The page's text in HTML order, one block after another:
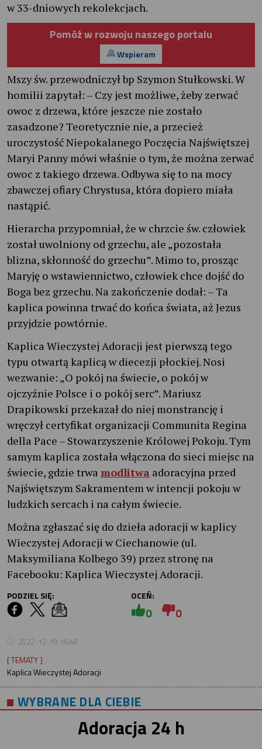
w 33-dniowych rekolekcjach.
Pomóż w rozwoju naszego portalu
Wspieram
Mszy św. przewodniczył bp Szymon Stułkowski. W
homilii zapytał: – Czy jest możliwe, żeby zerwać
owoc z drzewa, które jeszcze nie zostało
zasadzone? Teoretycznie nie, a przecież
uroczystość Niepokalanego Poczęcia Najświętszej
Maryi Panny mówi właśnie o tym, że można zerwać
owoc z takiego drzewa. Odbywa się to na mocy
zbawczej ofiary Chrystusa, która dopiero miała
nastąpić.
Hierarcha przypomniał, że w chrzcie św. człowiek
został uwolniony od grzechu, ale „pozostała
blizna, skłonność do grzechu”. Mimo to, prosząc
Maryję o wstawiennictwo, człowiek chce dojść do
Boga bez grzechu. Na zakończenie dodał: – Ta
kaplica powinna trwać do końca świata, aż Jezus
przyjdzie powtórnie.
Kaplica Wieczystej Adoracji jest pierwszą tego
typu otwartą kaplicą w diecezji płockiej. Nosi
wezwanie: „O pokój na świecie, o pokój w
ojczyźnie Polsce i o pokój serc”. Mariusz
Drapikowski przekazał do niej monstrancję i
wręczył certyfikat organizacji Communita Regina
della Pace – Stowarzyszenie Królowej Pokoju. Tym
samym kaplica została włączona do sieci miejsc na
świecie, gdzie trwa modlitwa adoracyjna przed
Najświętszym Sakramentem w intencji pokoju w
ludzkich sercach i na całym świecie.
Można zgłaszać się do dzieła adoracji w kaplicy
Wieczystej Adoracji w Ciechanowie (ul.
Maksymiliana Kolbego 39) przez stronę na
Facebooku: Kaplica Wieczystej Adoracji.
PODZIEL SIĘ: OCEŃ:
0 0
2022-12-19 16:48
[ TEMATY ]
Kaplica Wieczystej Adoracji
WYBRANE DLA CIEBIE
Adoracja 24 h